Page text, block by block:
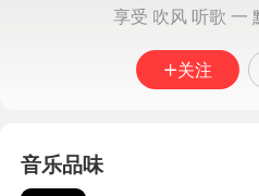
享受 吹风 听歌 一
关注
音乐品味